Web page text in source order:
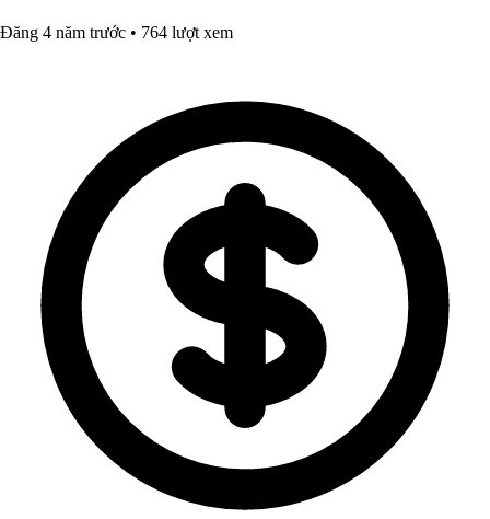
Đăng 4 năm trước • 764 lượt xem